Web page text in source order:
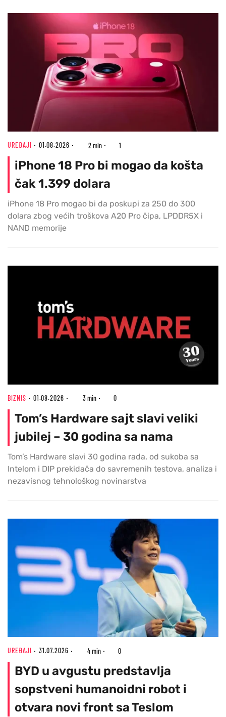
UREĐAJI 01.08.2026 2 min 1
iPhone 18 Pro bi mogao da košta
čak 1.399 dolara
iPhone 18 Pro mogao bi da poskupi za 250 do 300
dolara zbog većih troškova A20 Pro čipa, LPDDR5X i
NAND memorije
BIZNIS 01.08.2026 3 min 0
Tom’s Hardware sajt slavi veliki
jubilej – 30 godina sa nama
Tom’s Hardware slavi 30 godina rada, od sukoba sa
Intelom i DIP prekidača do savremenih testova, analiza i
nezavisnog tehnološkog novinarstva
UREĐAJI 31.07.2026 4 min 0
BYD u avgustu predstavlja
sopstveni humanoidni robot i
otvara novi front sa Teslom